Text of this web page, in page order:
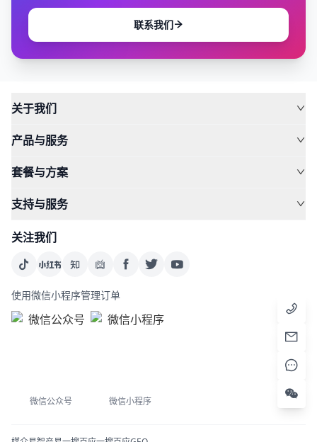
联系我们
关于我们
产品与服务
套餐与方案
支持与服务
关注我们
使用微信小程序管理订单
微信公众号 微信小程序